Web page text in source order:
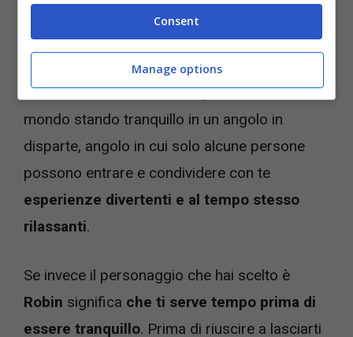
Se il personaggio che hai scelto èMarshall
non ami stare al centro
dell’attenzione. Preferisci poter osservare il
mondo stando tranquillo in un angolo in
disparte, angolo in cui solo alcune persone
possono entrare e condividere con te
esperienze divertenti e al tempo stesso
rilassanti.
Se invece il personaggio che hai scelto è
Robin significa che ti serve tempo prima di
essere tranquillo. Prima di riuscire a lasciarti
Consent
Manage options